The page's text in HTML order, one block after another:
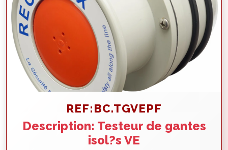
REF:BC.TGVEPF
Description: Testeur de gantes
isol?s VE